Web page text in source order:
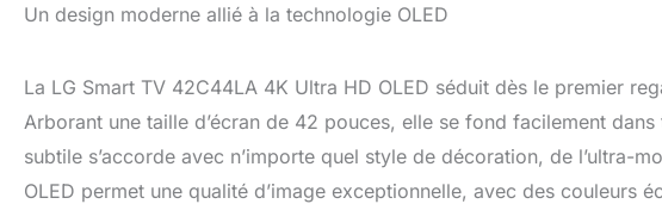
Un design moderne allié à la technologie OLED
La LG Smart TV 42C44LA 4K Ultra HD OLED séduit dès le premier
Arborant une taille d’écran de 42 pouces, elle se fond facilement
subtile s’accorde avec n’importe quel style de décoration, de l’ultra-
OLED permet une qualité d’image exceptionnelle, avec des couleurs